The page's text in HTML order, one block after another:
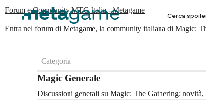
Forum e Community MTG Italia - Metagame
Entra nel forum di Metagame, la community italiana di Magic:
Categoria
Magic Generale
Discussioni generali su Magic: The Gathering: